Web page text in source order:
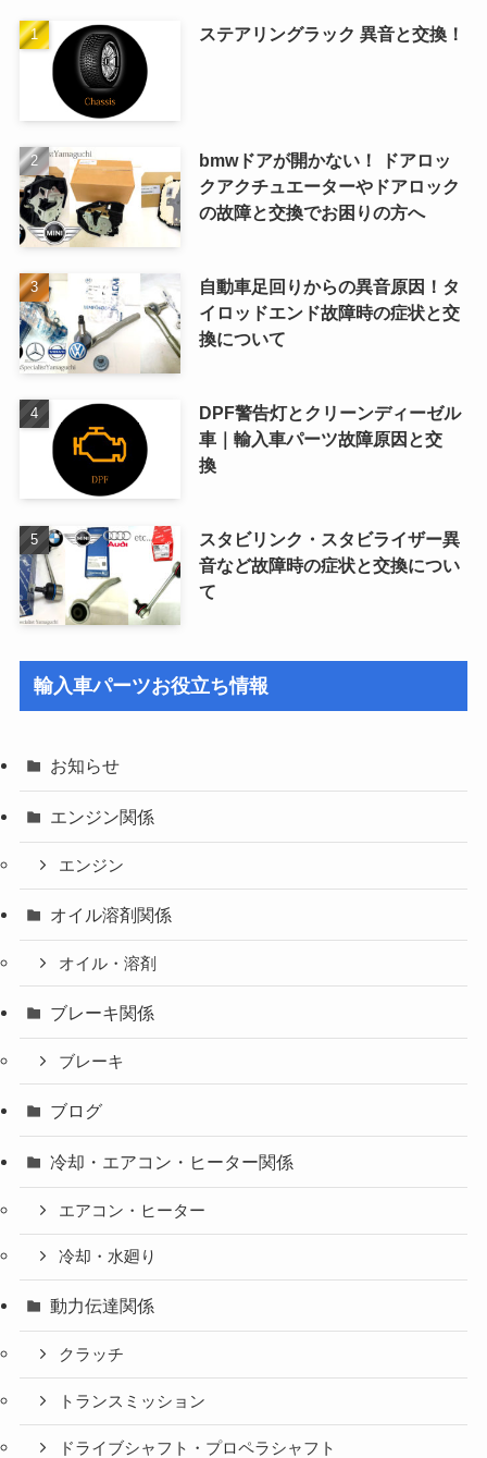
ステアリングラック 異音と交換！
bmwドアが開かない！ ドアロッ
クアクチュエーターやドアロック
の故障と交換でお困りの方へ
自動車足回りからの異音原因！タ
イロッドエンド故障時の症状と交
換について
DPF警告灯とクリーンディーゼル
車｜輸入車パーツ故障原因と交
換
スタビリンク・スタビライザー異
音など故障時の症状と交換につい
て
輸入車パーツお役立ち情報
お知らせ
エンジン関係
エンジン
オイル溶剤関係
オイル・溶剤
ブレーキ関係
ブレーキ
ブログ
冷却・エアコン・ヒーター関係
エアコン・ヒーター
冷却・水廻り
動力伝達関係
クラッチ
トランスミッション
ドライブシャフト・プロペラシャフト